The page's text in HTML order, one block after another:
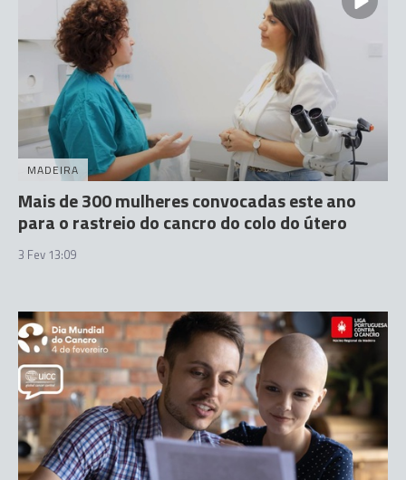
MADEIRA
Mais de 300 mulheres convocadas este ano
para o rastreio do cancro do colo do útero
3 Fev 13:09